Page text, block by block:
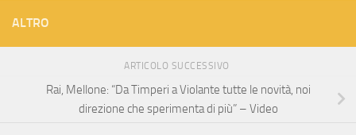
ALTRO
ARTICOLO SUCCESSIVO
Rai, Mellone: “Da Timperi a Violante tutte le novità, noi
direzione che sperimenta di più” – Video